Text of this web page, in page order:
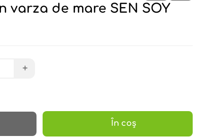
varza de mare SEN SOY
+
În coș